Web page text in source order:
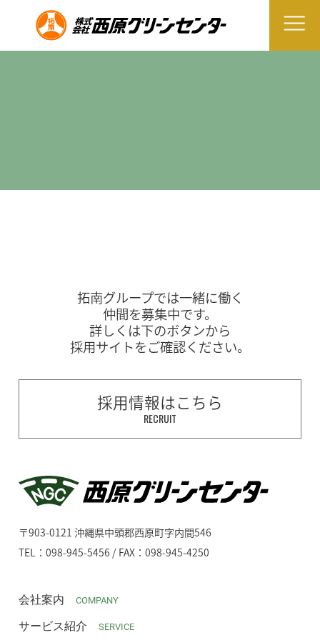
拓南グループでは一緒に働く
仲間を募集中です。
詳しくは下のボタンから
採用サイトをご確認ください。
採用情報はこちら
RECRUIT
〒903-0121 沖縄県中頭郡西原町字内間546
TEL：098-945-5456 / FAX：098-945-4250
会社案内 COMPANY
サービス紹介 SERVICE